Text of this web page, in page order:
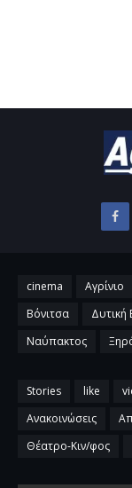
cinema Αγρίνιο
Βόνιτσα
Δυτική
Ναύπακτος
Stories like
Ανακοινώσεις
Θέατρο-Κιν/φος